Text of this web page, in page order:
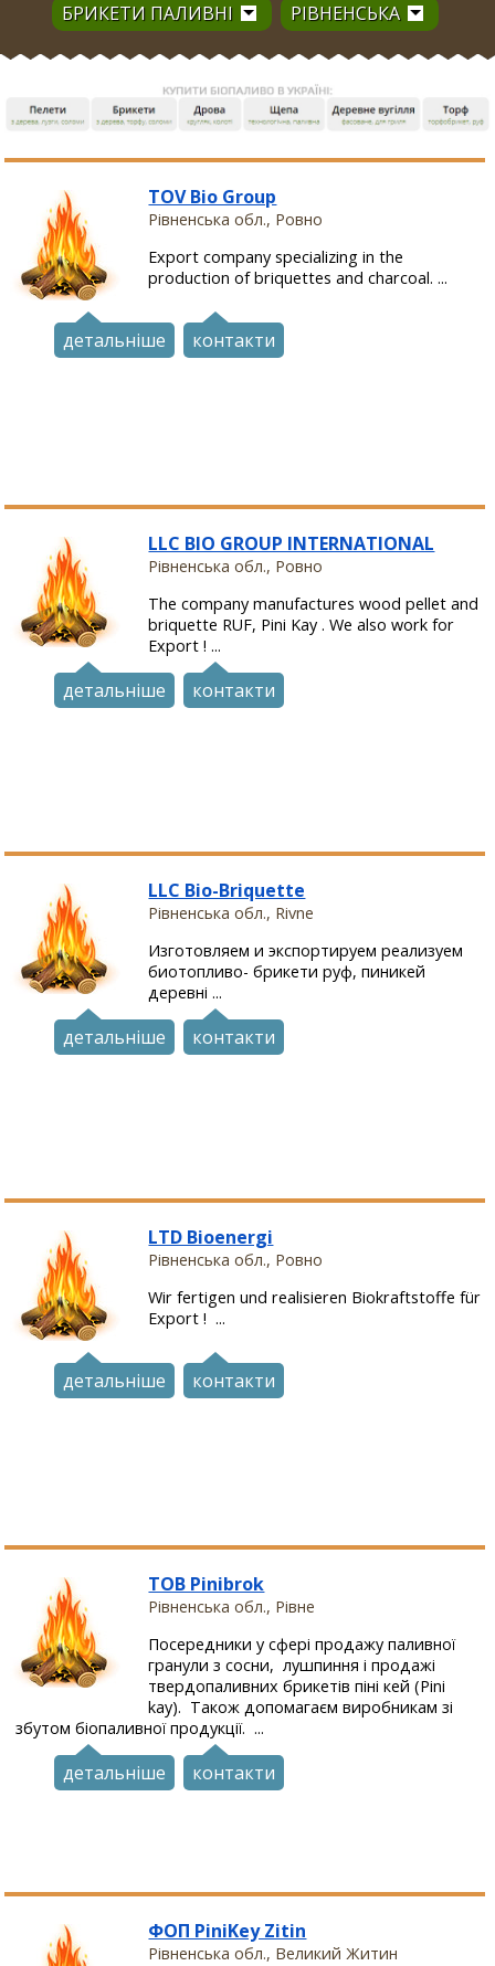
БРИКЕТИ ПАЛИВНІ РІВНЕНСЬКА
TOV Bio Group
Рівненська обл., Ровно
Export company specializing in the
production of briquettes and charcoal. ...
детальніше контакти
LLC BIO GROUP INTERNATIONAL
Рівненська обл., Ровно
The company manufactures wood pellet and
briquette RUF, Pini Kay . We also work for
Export ! ...
детальніше контакти
LLC Bio-Briquette
Рівненська обл., Rivne
Изготовляем и экспортируем реализуем
биотопливо- брикети руф, пиникей
деревні ...
детальніше контакти
LTD Bioenergi
Рівненська обл., Ровно
Wir fertigen und realisieren Biokraftstoffe für
Export ! ...
детальніше контакти
ТОВ Pinibrok
Рівненська обл., Рівне
Посередники у сфері продажу паливної
гранули з сосни, лушпиння і продажі
твердопаливних брикетів піні кей (Pini
kay). Також допомагаєм виробникам зі
збутом біопаливної продукції. ...
детальніше контакти
ФОП PiniKey Zitin
Рівненська обл., Великий Житин